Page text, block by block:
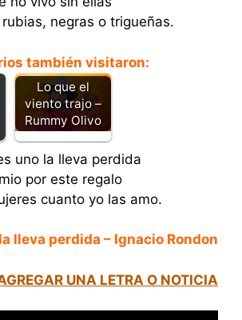
negras o trigueñas.
también visitaron:
Lo que el
viento trajo –
Rummy Olivo
uno la lleva perdida
por este regalo
cuanto yo las amo.
lleva perdida – Ignacio Rondon
UNA LETRA O NOTICIA